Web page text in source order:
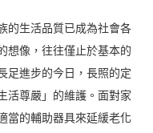
的生活品質已成為社會各
想像，往往僅止於基本的
足進步的今日，長照的定
活尊嚴」的維護。面對家
當的輔助器具來延緩老化